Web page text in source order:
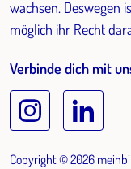
wachsen. Deswegen
möglich ihr Recht
Verbinde dich mit
Copyright © 2026